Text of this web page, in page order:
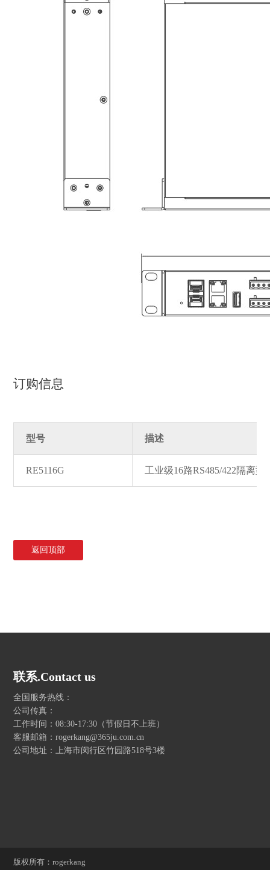
订购信息
型号 描述
RE5116G 工业级16路RS485/422隔离
返回顶部
联系.Contact us
全国服务热线：
公司传真：
工作时间：08:30-17:30（节假日不上班）
客服邮箱：rogerkang@365ju.com.cn
公司地址：上海市闵行区竹园路518号3楼
版权所有：rogerkang